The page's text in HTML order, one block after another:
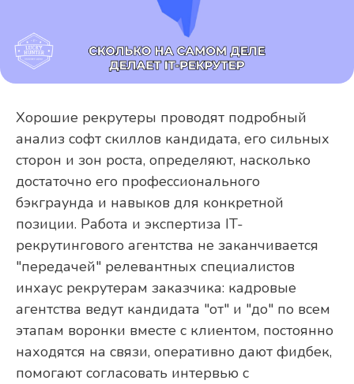
Хорошие рекрутеры проводят подробный
анализ софт скиллов кандидата, его сильных
сторон и зон роста, определяют, насколько
достаточно его профессионального
бэкграунда и навыков для конкретной
позиции. Работа и экспертиза IT-
рекрутингового агентства не заканчивается
"передачей" релевантных специалистов
инхаус рекрутерам заказчика: кадровые
агентства ведут кандидата "от" и "до" по всем
этапам воронки вместе с клиентом, постоянно
находятся на связи, оперативно дают фидбек,
помогают согласовать интервью с